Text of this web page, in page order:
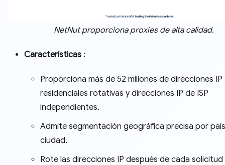
NetNut proporciona proxies de alta calidad.
Características :
Proporciona más de 52 millones de direcciones IP
residenciales rotativas y direcciones IP de ISP
independientes.
Admite segmentación geográfica precisa por
ciudad.
Rote las direcciones IP después de cada solicitud